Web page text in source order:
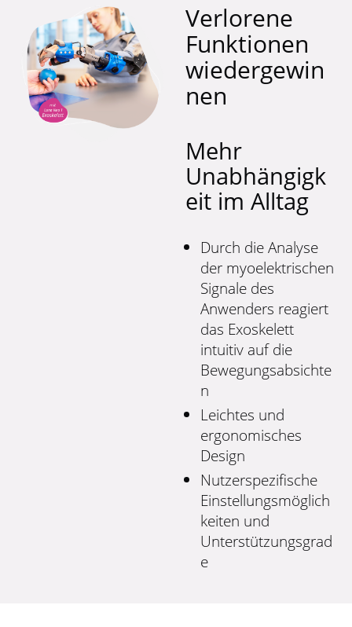
Verlorene
Funktionen
wiedergewin
nen
Mehr
Unabhängigk
eit im Alltag
Durch die Analyse
der myoelektrischen
Signale des
Anwenders reagiert
das Exoskelett
intuitiv auf die
Bewegungsabsichte
n
Leichtes und
ergonomisches
Design
Nutzerspezifische
Einstellungsmöglich
keiten und
Unterstützungsgrad
e